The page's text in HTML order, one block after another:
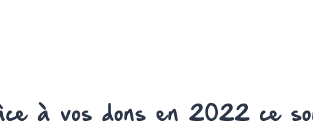
à vos dons en 2022 ce